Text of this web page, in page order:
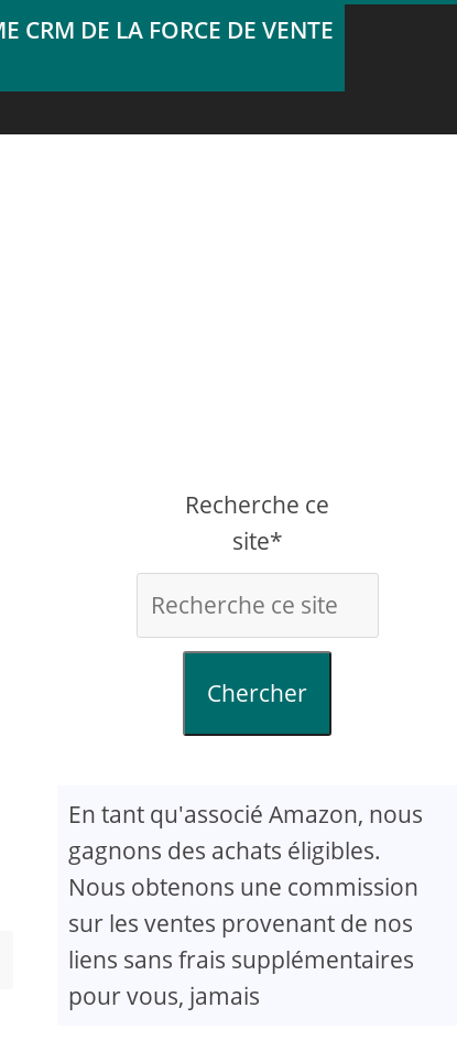
Recherche ce
site*
Chercher
En tant qu'associé Amazon, nous
gagnons des achats éligibles.
Nous obtenons une commission
sur les ventes provenant de nos
liens sans frais supplémentaires
pour vous, jamais